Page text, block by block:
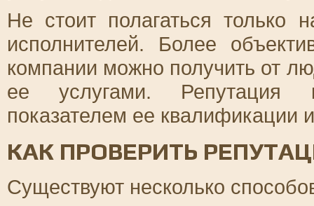
Не стоит полагаться только
исполнителей. Более
компании можно получить от
ее услугами. Репутация
показателем ее квалификации
КАК ПРОВЕРИТЬ
Существуют несколько